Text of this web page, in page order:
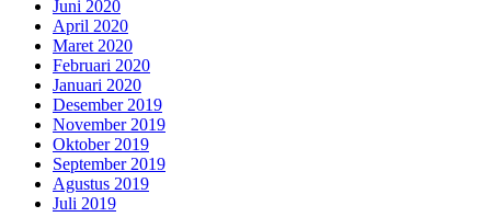
Juni 2020
April 2020
Maret 2020
Februari 2020
Januari 2020
Desember 2019
November 2019
Oktober 2019
September 2019
Agustus 2019
Juli 2019